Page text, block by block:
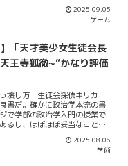
系のノウハウ解説本になるよ
なる見込み。下倉は『月光の
ノベルゲーム界の寵児。その
アザナエル』『君と彼女と彼
ロ〉』『みにくいモジカの
る。説明書きにある通り多岐
名度抜群なIPは恐らくば
てきた古株。今やノベルゲ
...
2025.09.05
ゲーム
「天才美少女生徒会長
王寺狐徹~”かなり評価
っ壊し方 生徒会探偵キリカ
書だ。確かに政治学本流の書
で学部の政治学入門の授業で
るし、ほぼほぼ妥当なことし
』『憲法（constitution）本来
…『イギリスの民主主義』
2025.08.06
学術